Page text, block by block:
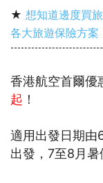
★ 想知道邊度買
各大旅遊保險方案
香港航空首爾優
起 ！
適用出發日期由
出發，7至8月暑